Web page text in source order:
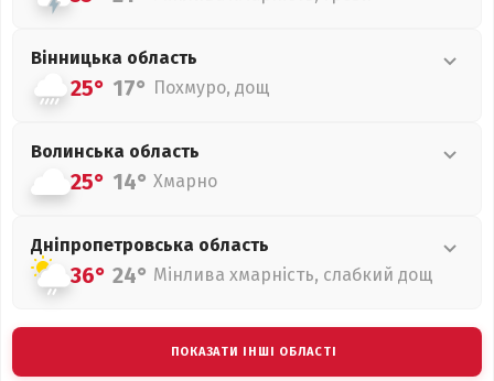
Вінницька область
25° 17° Похмуро, дощ
Волинська область
25° 14° Хмарно
Дніпропетровська область
36° 24° Мінлива хмарність, слабкий дощ
ПОКАЗАТИ ІНШІ ОБЛАСТІ